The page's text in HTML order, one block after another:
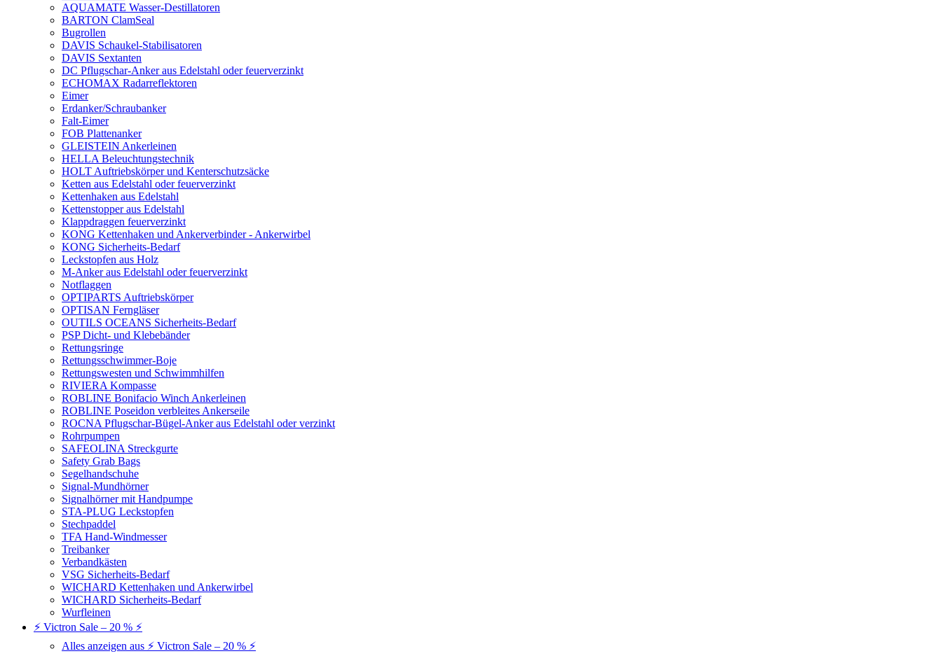
AQUAMATE Wasser-Destillatoren
BARTON ClamSeal
Bugrollen
DAVIS Schaukel-Stabilisatoren
DAVIS Sextanten
DC Pflugschar-Anker aus Edelstahl oder feuerverzinkt
ECHOMAX Radarreflektoren
Eimer
Erdanker/Schraubanker
Falt-Eimer
FOB Plattenanker
GLEISTEIN Ankerleinen
HELLA Beleuchtungstechnik
HOLT Auftriebskörper und Kenterschutzsäcke
Ketten aus Edelstahl oder feuerverzinkt
Kettenhaken aus Edelstahl
Kettenstopper aus Edelstahl
Klappdraggen feuerverzinkt
KONG Kettenhaken und Ankerverbinder - Ankerwirbel
KONG Sicherheits-Bedarf
Leckstopfen aus Holz
M-Anker aus Edelstahl oder feuerverzinkt
Notflaggen
OPTIPARTS Auftriebskörper
OPTISAN Ferngläser
OUTILS OCEANS Sicherheits-Bedarf
PSP Dicht- und Klebebänder
Rettungsringe
Rettungsschwimmer-Boje
Rettungswesten und Schwimmhilfen
RIVIERA Kompasse
ROBLINE Bonifacio Winch Ankerleinen
ROBLINE Poseidon verbleites Ankerseile
ROCNA Pflugschar-Bügel-Anker aus Edelstahl oder verzinkt
Rohrpumpen
SAFEOLINA Streckgurte
Safety Grab Bags
Segelhandschuhe
Signal-Mundhörner
Signalhörner mit Handpumpe
STA-PLUG Leckstopfen
Stechpaddel
TFA Hand-Windmesser
Treibanker
Verbandkästen
VSG Sicherheits-Bedarf
WICHARD Kettenhaken und Ankerwirbel
WICHARD Sicherheits-Bedarf
Wurfleinen
⚡ Victron Sale – 20 % ⚡
Alles anzeigen aus ⚡ Victron Sale – 20 % ⚡